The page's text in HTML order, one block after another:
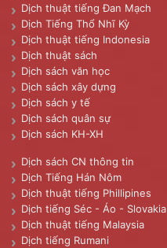
Dịch thuật tiếng Đan Mạch
Dịch Tiếng Thổ Nhĩ Kỳ
Dịch thuật tiếng Indonesia
Dịch thuật sách
Dịch sách văn học
Dịch sách xây dựng
Dịch sách y tế
Dịch sách quân sự
Dịch sách KH-XH
Dịch sách CN thông tin
Dịch Tiếng Hán Nôm
Dịch thuật tiếng Phillipines
Dịch tiếng Séc - Áo - Slovakia
Dịch thuật tiếng Malaysia
Dịch tiếng Rumani